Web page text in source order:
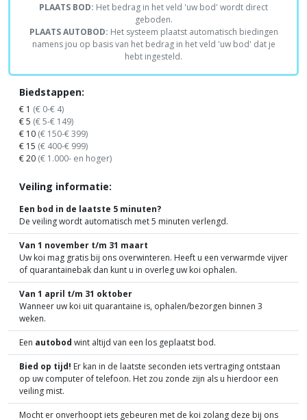
PLAATS BOD: Het bedrag in het veld 'uw bod' wordt direct
geboden.
PLAATS AUTOBOD: Het systeem plaatst automatisch biedingen
namens jou op basis van het bedrag in het veld 'uw bod' dat je
hebt ingesteld.
Biedstappen:
€ 1 (€ 0-€ 4)
€ 5 (€ 5-€ 149)
€ 10 (€ 150-€ 399)
€ 15 (€ 400-€ 999)
€ 20 (€ 1.000- en hoger)
Veiling informatie:
Een bod in de laatste 5 minuten?
De veiling wordt automatisch met 5 minuten verlengd.
Van 1 november t/m 31 maart
Uw koi mag gratis bij ons overwinteren. Heeft u een verwarmde vijver
of quarantainebak dan kunt u in overleg uw koi ophalen.
Van 1 april t/m 31 oktober
Wanneer uw koi uit quarantaine is, ophalen/bezorgen binnen 3
weken.
Een autobod wint altijd van een los geplaatst bod.
Bied op tijd! Er kan in de laatste seconden iets vertraging ontstaan
op uw computer of telefoon. Het zou zonde zijn als u hierdoor een
veiling mist.
Mocht er onverhoopt iets gebeuren met de koi zolang deze bij ons